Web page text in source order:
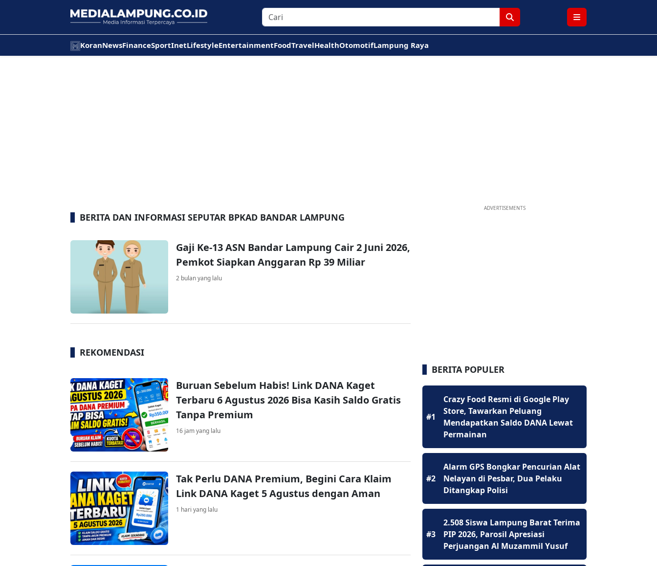
KoranNewsFinanceSportInetLifestyleEntertainmentFoodTravelHealthOtomotifLampung Raya
BERITA DAN INFORMASI SEPUTAR BPKAD BANDAR LAMPUNG
Gaji Ke-13 ASN Bandar Lampung Cair 2 Juni 2026,
Pemkot Siapkan Anggaran Rp 39 Miliar
2 bulan yang lalu
REKOMENDASI
Buruan Sebelum Habis! Link DANA Kaget
Terbaru 6 Agustus 2026 Bisa Kasih Saldo Gratis
Tanpa Premium
16 jam yang lalu
Tak Perlu DANA Premium, Begini Cara Klaim
Link DANA Kaget 5 Agustus dengan Aman
1 hari yang lalu
ADVERTISEMENTS
BERITA POPULER
#1
Crazy Food Resmi di Google Play
Store, Tawarkan Peluang
Mendapatkan Saldo DANA Lewat
Permainan
#2
Alarm GPS Bongkar Pencurian Alat
Nelayan di Pesbar, Dua Pelaku
Ditangkap Polisi
#3
2.508 Siswa Lampung Barat Terima
PIP 2026, Parosil Apresiasi
Perjuangan Al Muzammil Yusuf